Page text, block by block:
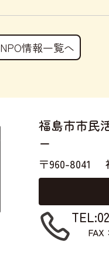
NPO情報一覧へ
福島市市民
ー
〒960-8041
FAX